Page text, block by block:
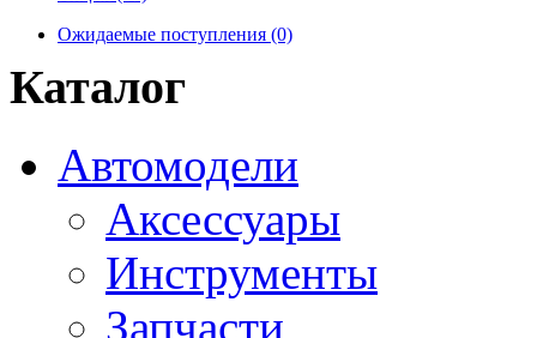
Ожидаемые поступления (0)
Каталог
Автомодели
Аксессуары
Инструменты
Запчасти